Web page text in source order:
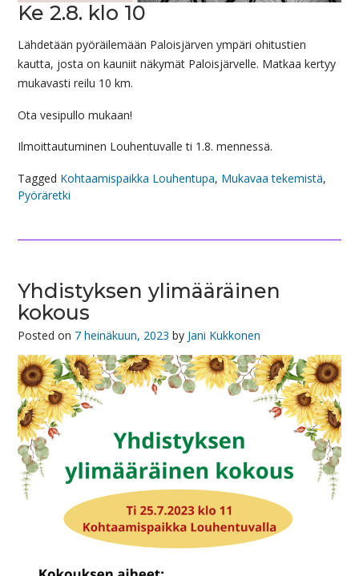
Ke 2.8. klo 10
Lähdetään pyöräilemään Paloisjärven ympäri ohitustien
kautta, josta on kauniit näkymät Paloisjärvelle. Matkaa kertyy
mukavasti reilu 10 km.
Ota vesipullo mukaan!
Ilmoittautuminen Louhentuvalle ti 1.8. mennessä.
Tagged Kohtaamispaikka Louhentupa, Mukavaa tekemistä,
Pyöräretki
Yhdistyksen ylimääräinen
kokous
Posted on 7 heinäkuun, 2023 by Jani Kukkonen